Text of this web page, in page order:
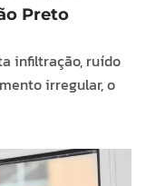
Preto
infiltração, ruído
irregular, o